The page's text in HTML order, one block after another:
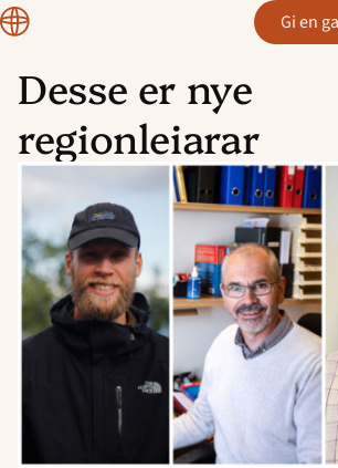
Hopp
innhold
Normisjon Gi en
Desse er nye
regionleiarar